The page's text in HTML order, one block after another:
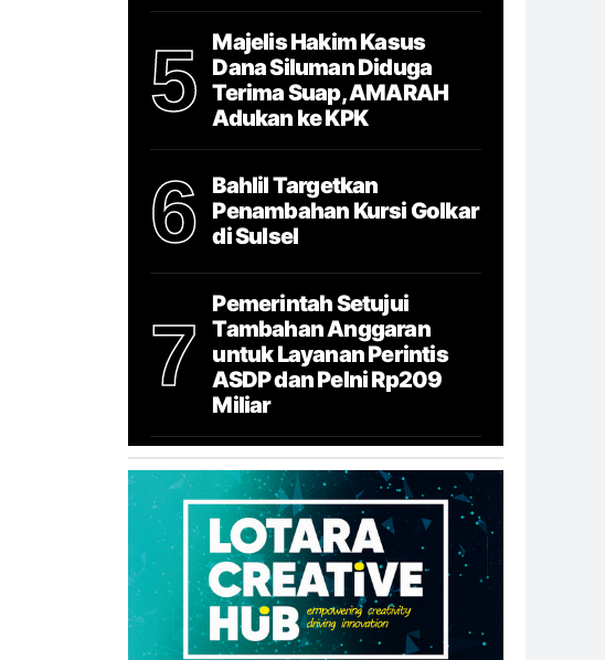
5
Majelis Hakim Kasus
Dana Siluman Diduga
Terima Suap, AMARAH
Adukan ke KPK
6
Bahlil Targetkan
Penambahan Kursi Golkar
di Sulsel
7
Pemerintah Setujui
Tambahan Anggaran
untuk Layanan Perintis
ASDP dan Pelni Rp209
Miliar